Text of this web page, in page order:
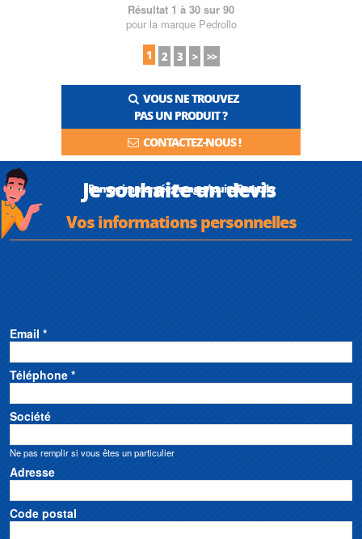
Résultat 1 à 30 sur 90
pour la marque Pedrollo
1
2 3 > >>
VOUS NE TROUVEZ
PAS UN PRODUIT ?
CONTACTEZ-NOUS !
Je souhaite un devis
Pompe immergée, forage / puits Pedrollo
Vos informations personnelles
Email *
Téléphone *
Société
Ne pas remplir si vous êtes un particulier
Adresse
Code postal